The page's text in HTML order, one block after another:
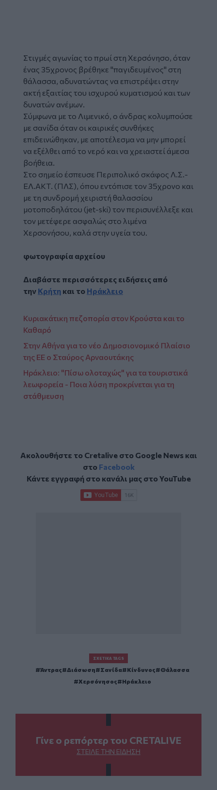
Στιγμές αγωνίας το πρωί στη Χερσόνησο, όταν
ένας 35χρονος βρέθηκε "παγιδευμένος" στη
θάλασσα, αδυνατώντας να επιστρέψει στην
ακτή εξαιτίας του ισχυρού κυματισμού και των
δυνατών ανέμων.
Σύμφωνα με το Λιμενικό, ο άνδρας κολυμπούσε
με σανίδα όταν οι καιρικές συνθήκες
επιδεινώθηκαν, με αποτέλεσμα να μην μπορεί
να εξέλθει από το νερό και να χρειαστεί άμεσα
βοήθεια.
Στο σημείο έσπευσε Περιπολικό σκάφος Λ.Σ.-
ΕΛ.ΑΚΤ. (ΠΛΣ), όπου εντόπισε τον 35χρονο και
με τη συνδρομή χειριστή θαλασσίου
μοτοποδηλάτου (jet-ski) τον περισυνέλλεξε και
τον μετέφερε ασφαλώς στο λιμένα
Χερσονήσου, καλά στην υγεία του.
φωτογραφία αρχείου
Διαβάστε περισσότερες ειδήσεις από
την Κρήτη και το Ηράκλειο
Κυριακάτικη πεζοπορία στον Κρούστα και το
Καθαρό
Στην Αθήνα για το νέο Δημοσιονομικό Πλαίσιο
της ΕΕ ο Σταύρος Αρναουτάκης
Ηράκλειο: "Πίσω ολοταχώς" για τα τουριστικά
λεωφορεία - Ποια λύση προκρίνεται για τη
στάθμευση
Ακολουθήστε το Cretalive στο Google Newsκαι
στο Facebook
Κάντε εγγραφή στο κανάλι μας στοYouTube
ΣΧΕΤΙΚΆ TAGS
Άντρας Διάσωση Σανίδα Κίνδυνος
Θάλασσα
Χερσόνησος
Ηράκλειο
Γίνε ο ρεπόρτερ του CRETALIVE
ΣΤΕΊΛΕ ΤΗΝ ΕΊΔΗΣΗ